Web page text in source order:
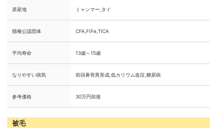
原産地 ミャンマー,タイ
猫種公認団体 CFA,FIFe,TICA
平均寿命 13歳～15歳
なりやすい病気 前頭鼻骨異形成,低カリウム血症,糖尿病
参考価格 30万円前後
被毛